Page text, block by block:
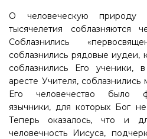
О человеческую
тысячелетия соблазняются
Соблазнились
соблазнились рядовые иудеи,
соблазнились Его ученики,
аресте Учителя,
Его человечество было
язычники, для которых Бог
Теперь оказалось, что и
человечность Иисуса,